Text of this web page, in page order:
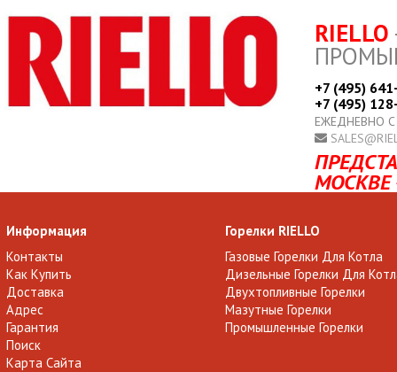
RIELLO
+7 (495)
+7 (495)
ЕЖЕДНЕВНО
МОСКВЕ
Информация
Контакты
Как Купить
Доставка
Адрес
Гарантия
Поиск
Карта Сайта
Горелки RIELLO
Газовые Горелки Для Котла
Дизельные Горелки Для
Двухтопливные Горелки
Мазутные Горелки
Промышленные Горелки